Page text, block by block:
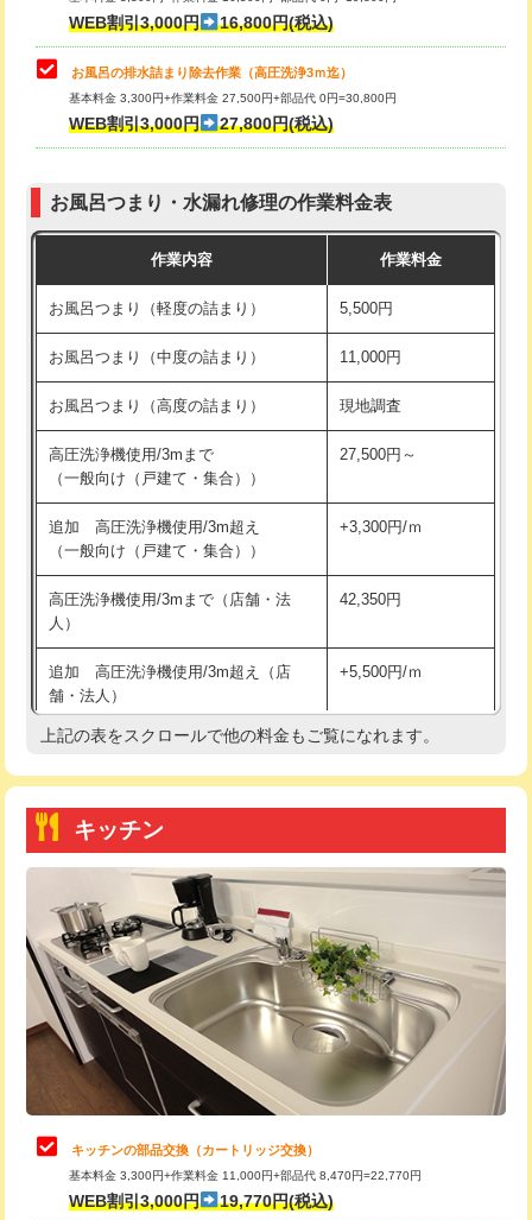
小便器トイレ脱着
その他部品の脱着 8,800円～
交換・取付（タンク）
交換・取付（普通便座） 11,000円+材料費
交換・取付（温水洗浄便座） 16,500円+材料費
交換・取付(単水栓（壁付・デッキ
式）)
13,200円+材料費
交換・取付(混合水栓（壁付・デッキ
式・ワンホール）)
16,500円+材料費
交換・取付(排水栓・排水トラップ
（P/S/ポップアップ））
22,000円+材料費
交換・取付（その他部品） 11,000円+材料費
持込商品取付（単水栓） 13,200円
持込商品取付（混合水栓）
持込商品取付（浄水器・分岐水栓） 16,500円
持込商品取付（温水洗浄便座） 22,000円
持込商品取付（普通便座⇔温水洗浄便
22,000円
給水管工事※（ホール加工)
給水管工事※（バンド止め) 3,300円
給水管工事※（支持金具設置) 5,500円
給水管工事※（保温材使用（バンド止
め込み）)
5,500円
給水管工事※（土の掘削・埋め戻し作
11,000円
給水管工事※（塩ビ管（VP・HI）使
用/3ｍまで)
給水管工事※（塩ビ管（VP・HI）使
WEB割引3,000円 16,800円(税込)
お風呂の排水詰まり除去作業（高圧洗浄3ｍ迄）
基本料金 3,300円+作業料金 27,500円+部品代 0円=30,800円
WEB割引3,000円 27,800円(税込)
お風呂つまり・水漏れ修理の作業料金表
作業内容 作業料金
お風呂つまり（軽度の詰まり） 5,500円
お風呂つまり（中度の詰まり） 11,000円
お風呂つまり（高度の詰まり） 現地調査
高圧洗浄機使用/3mまで
（一般向け（戸建て・集合））
27,500円～
追加 高圧洗浄機使用/3m超え
（一般向け（戸建て・集合））
+3,300円/ｍ
高圧洗浄機使用/3mまで（店舗・法
人）
42,350円
追加 高圧洗浄機使用/3m超え（店
舗・法人）
+5,500円/ｍ
高度高圧洗浄換 現地調査
トーラー機使用/3mまで
追加トーラー機使用/3m超え +3,300円
カメラ調査 33,000円
桝清掃 8,800円
止水・漏水調査・防水処理・清掃・修
理・調整・分解・加工など（軽作業）
11,000円
止水・漏水調査・防水処理・清掃・修
理・調整・分解・加工など（中作業）
22,000円
止水・漏水調査・防水処理・清掃・修
理・調整・分解・加工など（重作業）
33,000円
上記の表をスクロールで他の料金もご覧になれます。
キッチン
キッチンの部品交換（カートリッジ交換）
基本料金 3,300円+作業料金 11,000円+部品代 8,470円=22,770円
WEB割引3,000円 19,770円(税込)